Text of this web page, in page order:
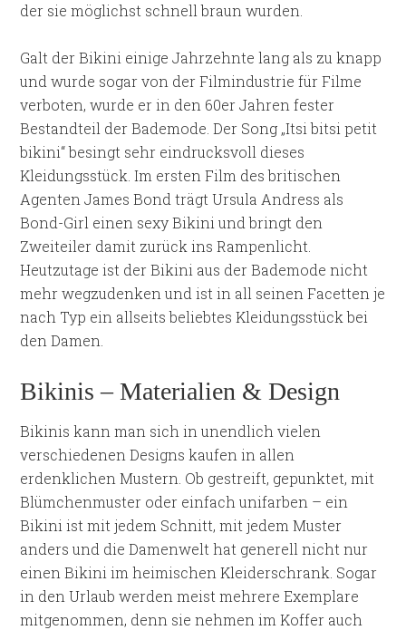
der sie möglichst schnell braun wurden.
Galt der Bikini einige Jahrzehnte lang als zu knapp
und wurde sogar von der Filmindustrie für Filme
verboten, wurde er in den 60er Jahren fester
Bestandteil der Bademode. Der Song „Itsi bitsi petit
bikini“ besingt sehr eindrucksvoll dieses
Kleidungsstück. Im ersten Film des britischen
Agenten James Bond trägt Ursula Andress als
Bond-Girl einen sexy Bikini und bringt den
Zweiteiler damit zurück ins Rampenlicht.
Heutzutage ist der Bikini aus der Bademode nicht
mehr wegzudenken und ist in all seinen Facetten je
nach Typ ein allseits beliebtes Kleidungsstück bei
den Damen.
Bikinis – Materialien & Design
Bikinis kann man sich in unendlich vielen
verschiedenen Designs kaufen in allen
erdenklichen Mustern. Ob gestreift, gepunktet, mit
Blümchenmuster oder einfach unifarben – ein
Bikini ist mit jedem Schnitt, mit jedem Muster
anders und die Damenwelt hat generell nicht nur
einen Bikini im heimischen Kleiderschrank. Sogar
in den Urlaub werden meist mehrere Exemplare
mitgenommen, denn sie nehmen im Koffer auch